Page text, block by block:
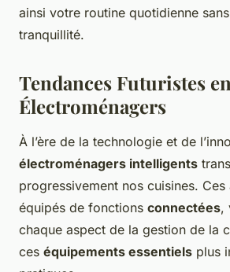
ainsi votre routine quotidienne
tranquillité.
Tendances Futuristes en
Électroménagers
À l’ère de la technologie et de
électroménagers intelligents
progressivement nos cuisines. Ces
équipés de fonctions connectées,
chaque aspect de la gestion de la
ces équipements essentiels plus